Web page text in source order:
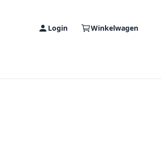
Login Winkelwagen